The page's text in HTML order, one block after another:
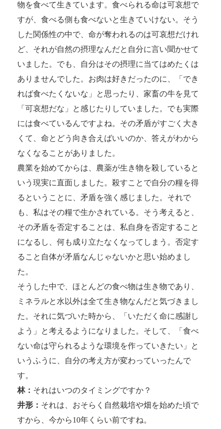
物を食べて生きています。食べられる命は可哀想で
すが、食べる側も食べないと生きていけない。そう
した関係性の中で、命が奪われるのは可哀想だけれ
ど、それが自然の摂理なんだと自分に言い聞かせて
いました。でも、自分はその摂理に当てはめたくは
ありませんでした。お肉は好きだったのに、「でき
れば食べたくないな」と思ったり、家畜の牛を見て
「可哀想だな」と感じたりしていました。でも実際
には食べているんですよね。その矛盾がすごく大き
くて、命とどう向き合えばいいのか、答えがわから
なくなることがありました。
農業を始めてからは、農薬が生き物を殺していると
いう現実に直面しました。殺すことで自分の糧を得
るということに、矛盾を強く感じました。それで
も、私はその糧で生かされている。そう考えると、
その矛盾を否定することは、私自身を否定すること
になるし、何も成り立たなくなってしまう。否定す
ること自体が矛盾なんじゃないかと思い始めまし
た。
そうした中で、ほとんどの食べ物は生き物であり、
ミネラルと水以外は全て生き物なんだと気づきまし
た。それに気づいた時から、「いただく命に感謝し
よう」と考えるようになりました。そして、「食べ
ない命は守られるような環境を作っていきたい」と
いうふうに、自分の考え方が変わっていったんで
す。
林： それはいつのタイミングですか？
井形： それは、おそらく自然栽培や畑を始めた頃で
すから、今から10年くらい前ですね。